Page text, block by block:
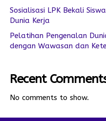
Sosialisasi LPK Bekali
Dunia Kerja
Pelatihan Pengenalan
dengan Wawasan dan
Recent
No comments to show.